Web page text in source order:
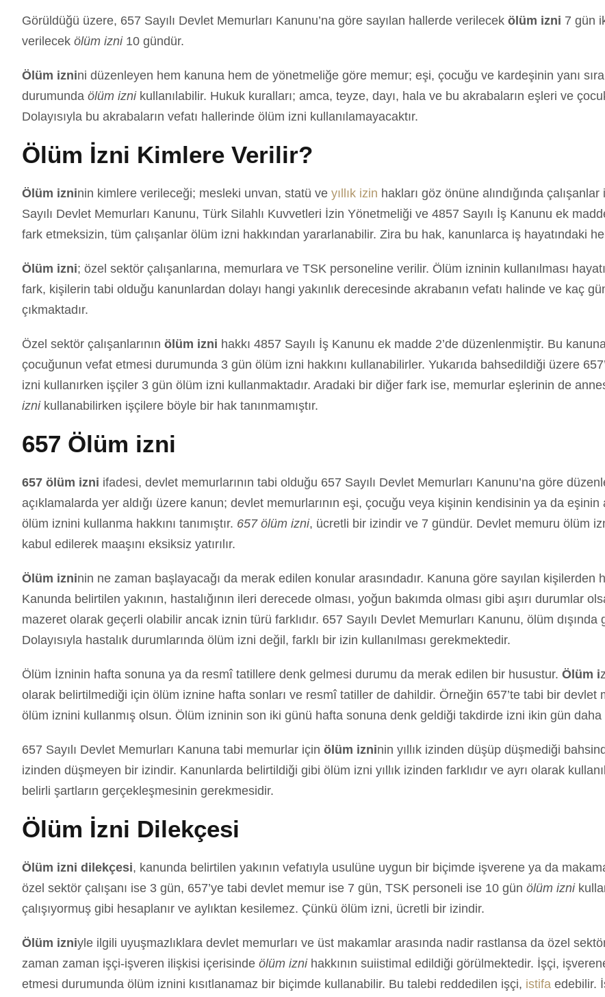
Görüldüğü üzere, 657 Sayılı Devlet Memurları Kanunu’na göre sayılan hallerde verilecek ölüm izni 7 gün
verilecek ölüm izni10 gündür.
Ölüm iznini düzenleyen hem kanuna hem de yönetmeliğe göre memur; eşi, çocuğu ve kardeşinin yanı
durumunda ölüm iznikullanılabilir. Hukuk kuralları; amca, teyze, dayı, hala ve bu akrabaların eşleri ve
Dolayısıyla bu akrabaların vefatı hallerinde ölüm izni kullanılamayacaktır.
Ölüm İzni Kimlere Verilir?
Ölüm izninin kimlere verileceği; mesleki unvan, statü ve yıllık izin hakları göz önüne alındığında
Sayılı Devlet Memurları Kanunu, Türk Silahlı Kuvvetleri İzin Yönetmeliği ve 4857 Sayılı İş Kanunu ek
fark etmeksizin, tüm çalışanlar ölüm izni hakkından yararlanabilir. Zira bu hak, kanunlarca iş hayatındaki
Ölüm izni; özel sektör çalışanlarına, memurlara ve TSK personeline verilir. Ölüm izninin kullanılması
fark, kişilerin tabi olduğu kanunlardan dolayı hangi yakınlık derecesinde akrabanın vefatı halinde ve kaç
çıkmaktadır.
Özel sektör çalışanlarının ölüm izni hakkı 4857 Sayılı İş Kanunu ek madde 2’de düzenlenmiştir. Bu
çocuğunun vefat etmesi durumunda 3 gün ölüm izni hakkını kullanabilirler. Yukarıda bahsedildiği üzere
izni kullanırken işçiler 3 gün ölüm izni kullanmaktadır. Aradaki bir diğer fark ise, memurlar eşlerinin de
iznikullanabilirken işçilere böyle bir hak tanınmamıştır.
657 Ölüm izni
657 ölüm izni ifadesi, devlet memurlarının tabi olduğu 657 Sayılı Devlet Memurları Kanunu’na göre
açıklamalarda yer aldığı üzere kanun; devlet memurlarının eşi, çocuğu veya kişinin kendisinin ya da
ölüm iznini kullanma hakkını tanımıştır. 657 ölüm izni, ücretli bir izindir ve 7 gündür. Devlet memuru ölüm
kabul edilerek maaşını eksiksiz yatırılır.
Ölüm izninin ne zaman başlayacağı da merak edilen konular arasındadır. Kanuna göre sayılan kişilerden
Kanunda belirtilen yakının, hastalığının ileri derecede olması, yoğun bakımda olması gibi aşırı durumlar
mazeret olarak geçerli olabilir ancak iznin türü farklıdır. 657 Sayılı Devlet Memurları Kanunu, ölüm
Dolayısıyla hastalık durumlarında ölüm izni değil, farklı bir izin kullanılması gerekmektedir.
Ölüm İzninin hafta sonuna ya da resmî tatillere denk gelmesi durumu da merak edilen bir husustur. Ölüm i
olarak belirtilmediği için ölüm iznine hafta sonları ve resmî tatiller de dahildir. Örneğin 657’te tabi bir devlet
ölüm iznini kullanmış olsun. Ölüm izninin son iki günü hafta sonuna denk geldiği takdirde izni ikin gün daha
657 Sayılı Devlet Memurları Kanuna tabi memurlar için ölüm izninin yıllık izinden düşüp düşmediği
izinden düşmeyen bir izindir. Kanunlarda belirtildiği gibi ölüm izni yıllık izinden farklıdır ve ayrı olarak
belirli şartların gerçekleşmesinin gerekmesidir.
Ölüm İzni Dilekçesi
Ölüm izni dilekçesi, kanunda belirtilen yakının vefatıyla usulüne uygun bir biçimde işverene ya da
özel sektör çalışanı ise 3 gün, 657’ye tabi devlet memur ise 7 gün, TSK personeli ise 10 gün ölüm izni
çalışıyormuş gibi hesaplanır ve aylıktan kesilemez. Çünkü ölüm izni, ücretli bir izindir.
Ölüm izniyle ilgili uyuşmazlıklara devlet memurları ve üst makamlar arasında nadir rastlansa da özel
zaman zaman işçi-işveren ilişkisi içerisinde ölüm iznihakkının suiistimal edildiği görülmektedir. İşçi,
etmesi durumunda ölüm iznini kısıtlanamaz bir biçimde kullanabilir. Bu talebi reddedilen işçi, istifa edebilir.